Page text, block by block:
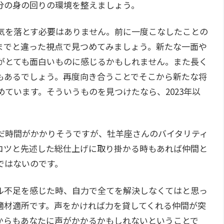
身の回りの環境を整えましょう。
落とす必要はありません。前に一度こなしたことの
と違った視点で見つめてみましょう。新たな一面や
ても面白いものに感じるかもしれません。また長く
るでしょう。再度向き合うことでそこから新たな将
います。そういうものを見つけたなら、2023年以
間がかかりそうですが、牡羊座さんのバイタリティ
と先述した総仕上げに取り掛かる時もあれば仲間と
ないのです。
足を感じた時、自力で全てを解決しなくてはと思っ
適所です。声をかければ力を貸してくれる仲間が突
もあなたに声がかかるかもしれないということで